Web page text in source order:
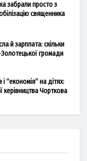
забрали просто з
священника
й зарплата: скільки
громади
“економія” на дітях:
керівництва Чорткова